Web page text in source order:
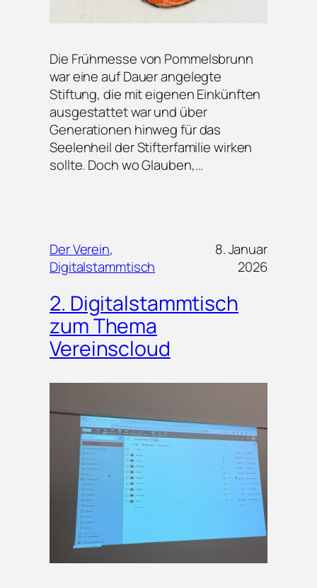
Die Frühmesse von Pommelsbrunn
war eine auf Dauer angelegte
Stiftung, die mit eigenen Einkünften
ausgestattet war und über
Generationen hinweg für das
Seelenheil der Stifterfamilie wirken
sollte. Doch wo Glauben,…
Der Verein
Digitalstammtisch
8. Januar
2026
2. Digitalstammtisch
zum Thema
Vereinscloud